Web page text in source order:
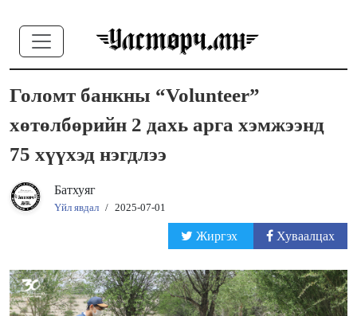
Голомт банкны “Volunteer”
хөтөлбөрийн 2 дахь арга хэмжээнд
75 хүүхэд нэгдлээ
Батхуяг
Үйл явдал / 2025-07-01
Жиргэх Хуваалцах